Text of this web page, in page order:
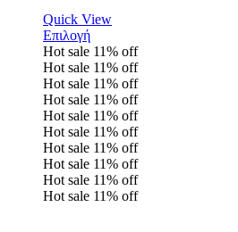
Quick View
Επιλογή
Hot sale 11% off
Hot sale 11% off
Hot sale 11% off
Hot sale 11% off
Hot sale 11% off
Hot sale 11% off
Hot sale 11% off
Hot sale 11% off
Hot sale 11% off
Hot sale 11% off